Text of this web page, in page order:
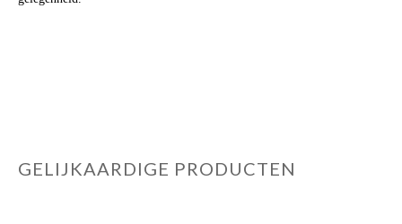
GELIJKAARDIGE PRODUCTEN